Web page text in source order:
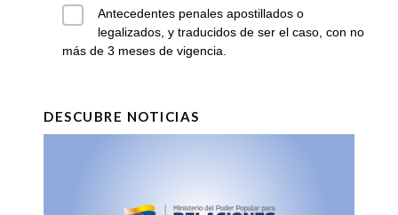
Antecedentes penales apostillados o
legalizados, y traducidos de ser el caso, con no
más de 3 meses de vigencia.
DESCUBRE NOTICIAS